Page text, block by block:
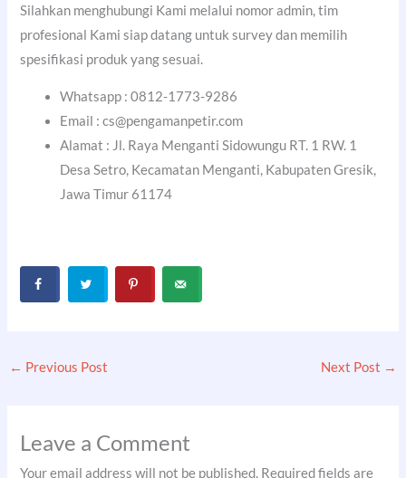
Silahkan menghubungi Kami melalui nomor admin, tim
profesional Kami siap datang untuk survey dan memilih
spesifikasi produk yang sesuai.
Whatsapp : 0812-1773-9286
Email : cs@pengamanpetir.com
Alamat : Jl. Raya Menganti Sidowungu RT. 1 RW. 1
Desa Setro, Kecamatan Menganti, Kabupaten Gresik,
Jawa Timur 61174
← Previous Post Next Post →
Leave a Comment
Your email address will not be published. Required fields are